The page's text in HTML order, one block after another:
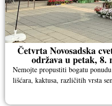
Četvrta Novosadska
održava u petak, 8.
Nemojte propustiti bogatu
lišćara, kaktusa, različitih vrsta